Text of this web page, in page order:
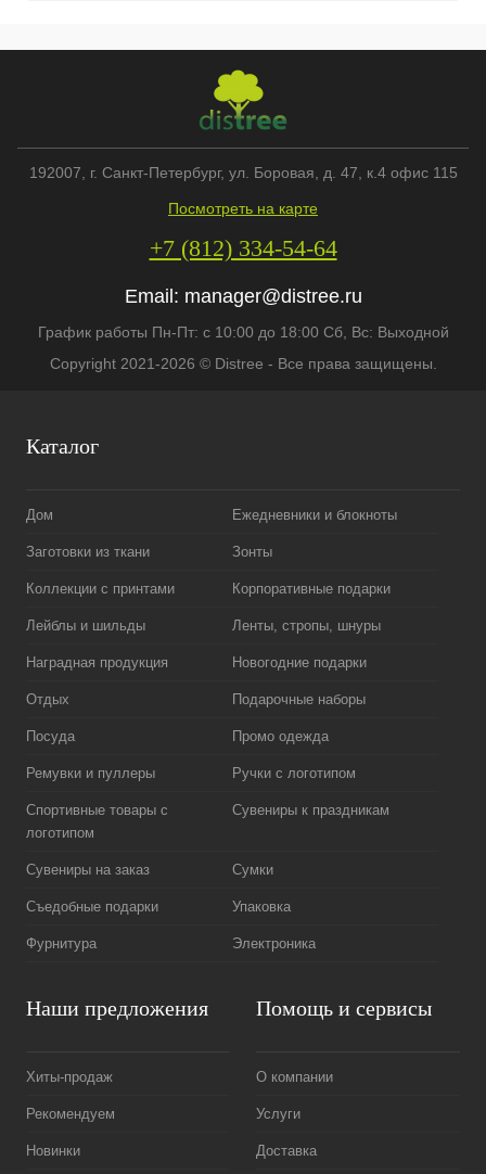
Каталог
Дом Ежедневники и блокноты
Заготовки из ткани Зонты
Коллекции с принтами Корпоративные подарки
Лейблы и шильды Ленты, стропы, шнуры
Наградная продукция Новогодние подарки
Отдых Подарочные наборы
Посуда Промо одежда
Ремувки и пуллеры Ручки с логотипом
Спортивные товары с
логотипом
Сувениры к праздникам
Сувениры на заказ Сумки
Съедобные подарки Упаковка
Фурнитура Электроника
Наши предложения
Хиты-продаж
Рекомендуем
Новинки
Помощь и сервисы
О компании
Услуги
Доставка
192007 , г. Санкт-Петербург, ул. Боровая, д. 47, к.4 офис 115
Посмотреть на карте
+7 (812) 334-54-64
Email: manager@distree.ru
График работы Пн-Пт: с 10:00 до 18:00 Сб, Вс: Выходной
Copyright 2021-2026 © Distree - Все права защищены.